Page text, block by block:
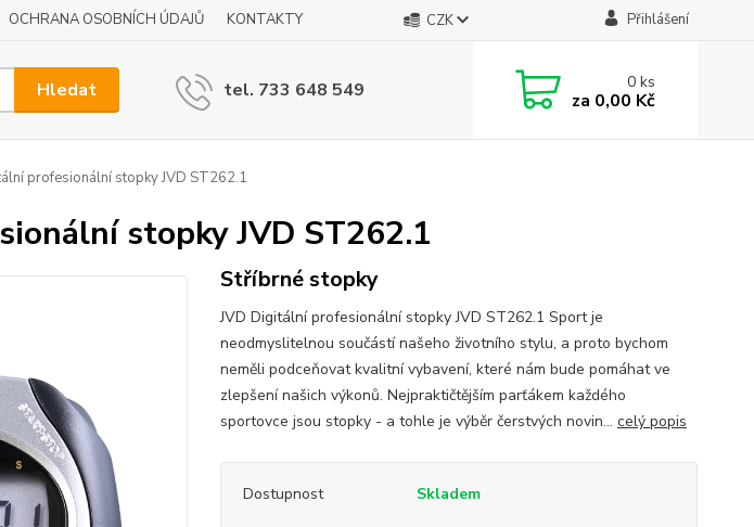
OCHRANA OSOBNÍCH ÚDAJŮ KONTAKTY CZK Přihlášení
Hledat tel. 733 648 549 0ks
za 0,00 Kč
profesionální stopky JVD ST262.1
stopky JVD ST262.1
Stříbrné stopky
JVD Digitální profesionální stopky JVD ST262.1 Sport je
neodmyslitelnou součástí našeho životního stylu, a proto bychom
neměli podceňovat kvalitní vybavení, které nám bude pomáhat ve
zlepšení našich výkonů. Nejpraktičtějším parťákem každého
sportovce jsou stopky - a tohle je výběr čerstvých novin... celý popis
Dostupnost Skladem